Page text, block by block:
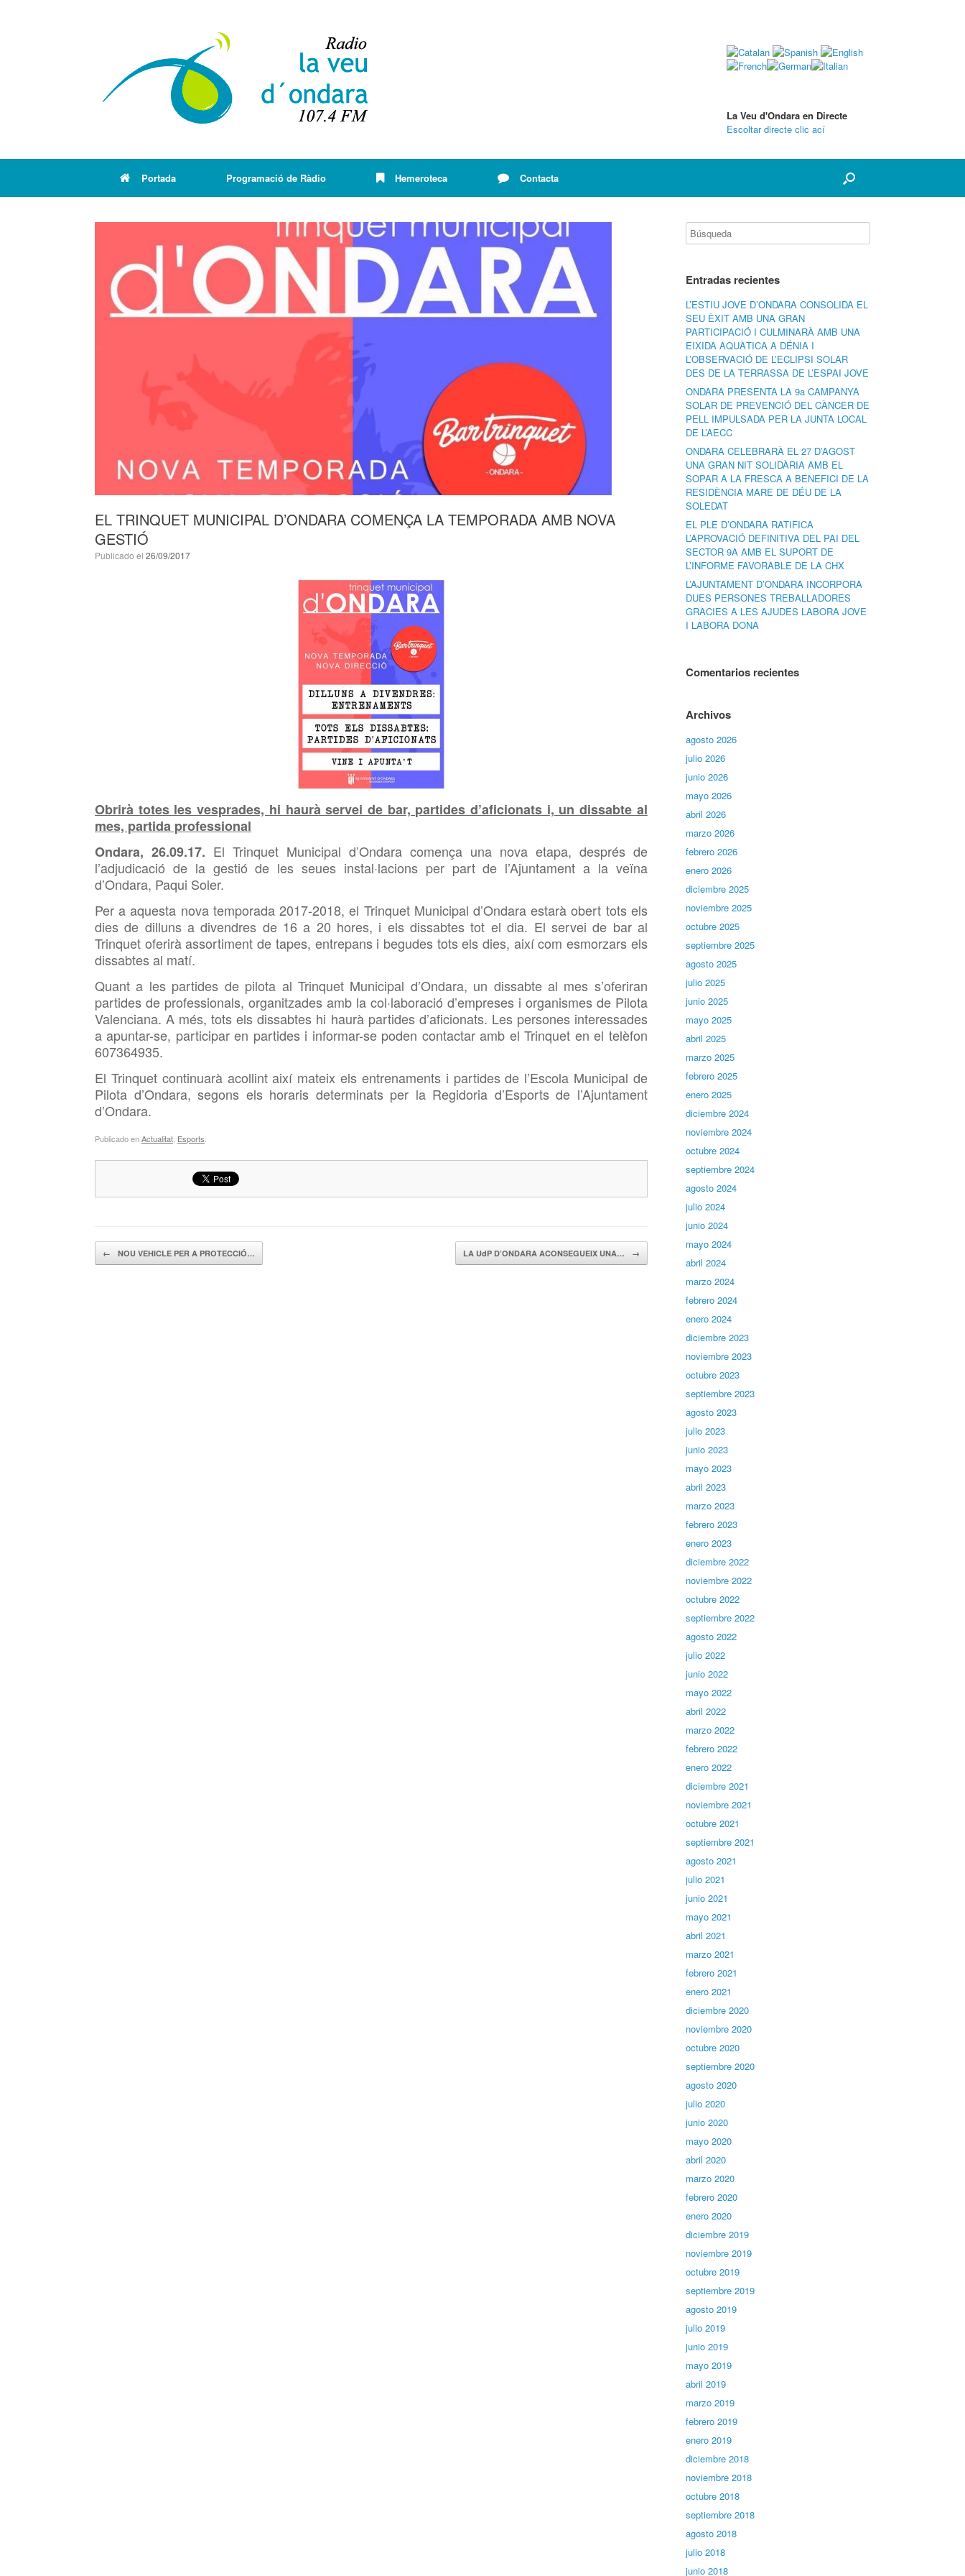
La Veu d'Ondara en Directe
Escoltar directe clic ací
Portada Programació de Ràdio Hemeroteca Contacta
EL TRINQUET MUNICIPAL D’ONDARA COMENÇA LA TEMPORADA AMB NOVA
GESTIÓ
Publicado el 26/09/2017
Obrirà totes les vesprades, hi haurà servei de bar, partides d’aficionats i, un dissabte al
mes, partida professional
Ondara, 26.09.17. El Trinquet Municipal d’Ondara comença una nova etapa, després de
l’adjudicació de la gestió de les seues instal·lacions per part de l’Ajuntament a la veïna
d’Ondara, Paqui Soler.
Per a aquesta nova temporada 2017-2018, el Trinquet Municipal d’Ondara estarà obert tots els
dies de dilluns a divendres de 16 a 20 hores, i els dissabtes tot el dia. El servei de bar al
Trinquet oferirà assortiment de tapes, entrepans i begudes tots els dies, així com esmorzars els
dissabtes al matí.
Quant a les partides de pilota al Trinquet Municipal d’Ondara, un dissabte al mes s’oferiran
partides de professionals, organitzades amb la col·laboració d’empreses i organismes de Pilota
Valenciana. A més, tots els dissabtes hi haurà partides d’aficionats. Les persones interessades
a apuntar-se, participar en partides i informar-se poden contactar amb el Trinquet en el telèfon
607364935.
El Trinquet continuarà acollint així mateix els entrenaments i partides de l’Escola Municipal de
Pilota d’Ondara, segons els horaris determinats per la Regidoria d’Esports de l’Ajuntament
d’Ondara.
Publicado enActualitat Esports
Navegador de artículos
← NOU VEHICLE PER A PROTECCIÓ… LA UdP D’ONDARA ACONSEGUEIX UNA… →
Entradas recientes
L’ESTIU JOVE D’ONDARA CONSOLIDA EL
SEU ÈXIT AMB UNA GRAN
PARTICIPACIÓ I CULMINARÀ AMB UNA
EIXIDA AQUÀTICA A DÉNIA I
L’OBSERVACIÓ DE L’ECLIPSI SOLAR
DES DE LA TERRASSA DE L’ESPAI JOVE
ONDARA PRESENTA LA 9a CAMPANYA
SOLAR DE PREVENCIÓ DEL CÀNCER DE
PELL IMPULSADA PER LA JUNTA LOCAL
DE L’AECC
ONDARA CELEBRARÀ EL 27 D’AGOST
UNA GRAN NIT SOLIDÀRIA AMB EL
SOPAR A LA FRESCA A BENEFICI DE LA
RESIDÈNCIA MARE DE DÉU DE LA
SOLEDAT
EL PLE D’ONDARA RATIFICA
L’APROVACIÓ DEFINITIVA DEL PAI DEL
SECTOR 9A AMB EL SUPORT DE
L’INFORME FAVORABLE DE LA CHX
L’AJUNTAMENT D’ONDARA INCORPORA
DUES PERSONES TREBALLADORES
GRÀCIES A LES AJUDES LABORA JOVE
I LABORA DONA
Comentarios recientes
Archivos
agosto 2026
julio 2026
junio 2026
mayo 2026
abril 2026
marzo 2026
febrero 2026
enero 2026
diciembre 2025
noviembre 2025
octubre 2025
septiembre 2025
agosto 2025
julio 2025
junio 2025
mayo 2025
abril 2025
marzo 2025
febrero 2025
enero 2025
diciembre 2024
noviembre 2024
octubre 2024
septiembre 2024
agosto 2024
julio 2024
junio 2024
mayo 2024
abril 2024
marzo 2024
febrero 2024
enero 2024
diciembre 2023
noviembre 2023
octubre 2023
septiembre 2023
agosto 2023
julio 2023
junio 2023
mayo 2023
abril 2023
marzo 2023
febrero 2023
enero 2023
diciembre 2022
noviembre 2022
octubre 2022
septiembre 2022
agosto 2022
julio 2022
junio 2022
mayo 2022
abril 2022
marzo 2022
febrero 2022
enero 2022
diciembre 2021
noviembre 2021
octubre 2021
septiembre 2021
agosto 2021
julio 2021
junio 2021
mayo 2021
abril 2021
marzo 2021
febrero 2021
enero 2021
diciembre 2020
noviembre 2020
octubre 2020
septiembre 2020
agosto 2020
julio 2020
junio 2020
mayo 2020
abril 2020
marzo 2020
febrero 2020
enero 2020
diciembre 2019
noviembre 2019
octubre 2019
septiembre 2019
agosto 2019
julio 2019
junio 2019
mayo 2019
abril 2019
marzo 2019
febrero 2019
enero 2019
diciembre 2018
noviembre 2018
octubre 2018
septiembre 2018
agosto 2018
julio 2018
junio 2018